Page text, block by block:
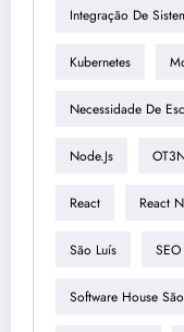
Integração De
Kubernetes
Necessidade De
Node.js
React React
São Luís
Software House